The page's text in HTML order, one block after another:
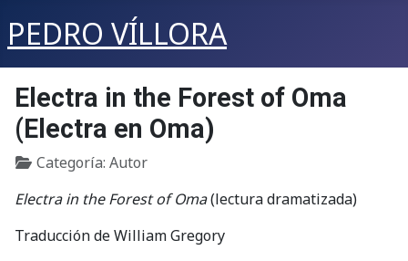
PEDRO VÍLLORA
Electra in the Forest of Oma
(Electra en Oma)
Detalles
Categoría: Autor
Electra in the Forest of Oma(lectura dramatizada)
Traducción de William Gregory